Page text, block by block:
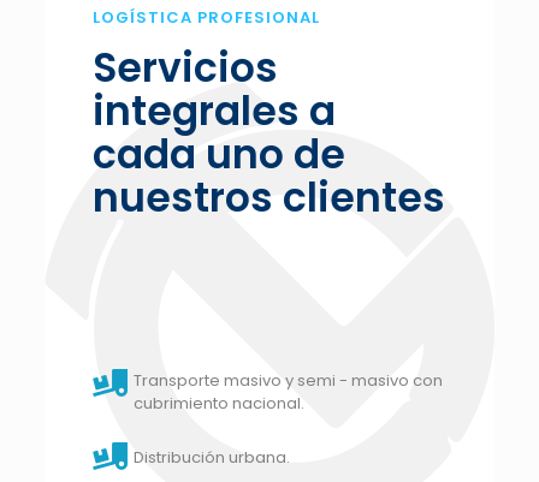
LOGÍSTICA PROFESIONAL
Servicios
integrales a
cada uno de
nuestros clientes
Transporte masivo y semi - masivo con
cubrimiento nacional.
Distribución urbana.